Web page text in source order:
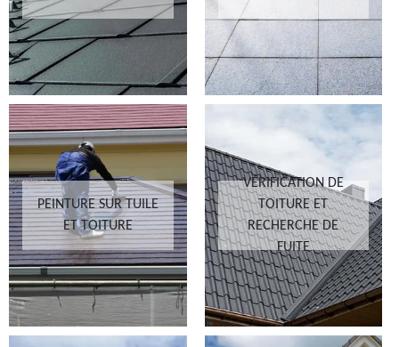
PEINTURE SUR TUILE
ET TOITURE
VÉRIFICATION DE
TOITURE ET
RECHERCHE DE
FUITE